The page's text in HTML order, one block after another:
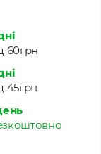
60грн
45грн